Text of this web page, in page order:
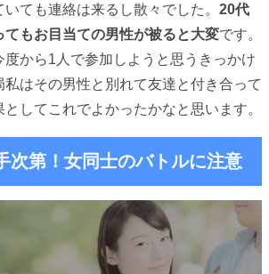
ても連絡は来るし散々でした。 20代
てもお目当ての男性が被ると大変です。
から1人で参加しようと思うきっかけ
私はその男性と別れて友達と付き合って
してこれでよかったかなと思います。
次第！女同士のバトルに注意